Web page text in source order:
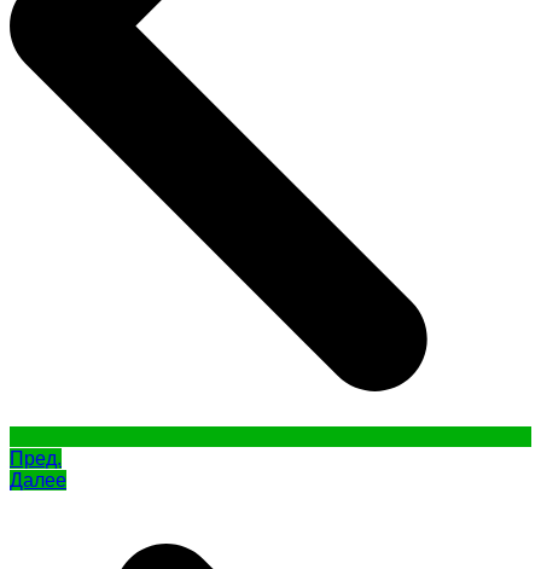
Пред.
Далее